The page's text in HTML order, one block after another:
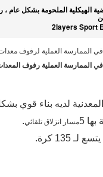
الهيكلية الملحومة بشكل عام
2layers Sport
الممارسة العملية لرفوف معدات
الممارسة العملية رفوف
لديه بناء قوي
5
مسار انزلاق تلقائي.
135 كرة.